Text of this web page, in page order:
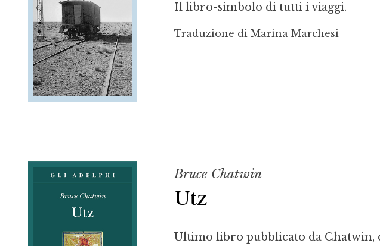
Il libro-simbolo di tutti i viaggi.
Traduzione di Marina Marchesi
Bruce Chatwin
Utz
Ultimo libro pubblicato da Chatwin,